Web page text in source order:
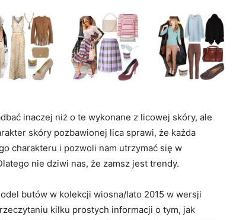
inaczej niż o te wykonane z licowej skóry, ale
skóry pozbawionej lica sprawi, że każda
charakteru i pozwoli nam utrzymać się w
nie dziwi nas, że zamsz jest trendy.
butów w kolekcji wiosna/lato 2015 w wersji
kilku prostych informacji o tym, jak